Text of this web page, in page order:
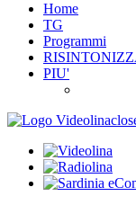
Home
TG
Programmi
PIU'